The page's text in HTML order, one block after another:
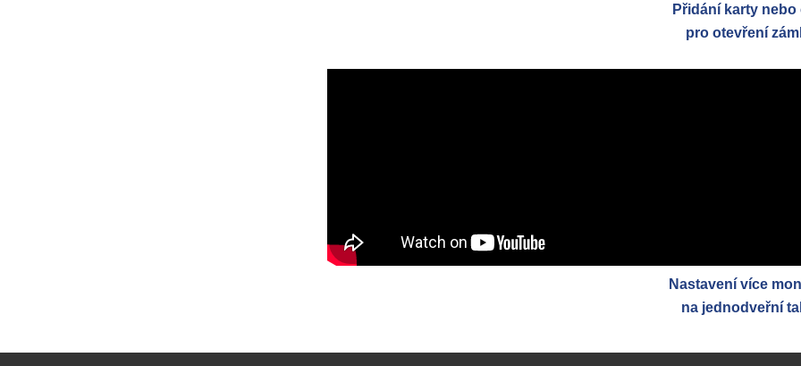
Přidání karty nebo
pro otevření
Nastavení více
na jednodveřní